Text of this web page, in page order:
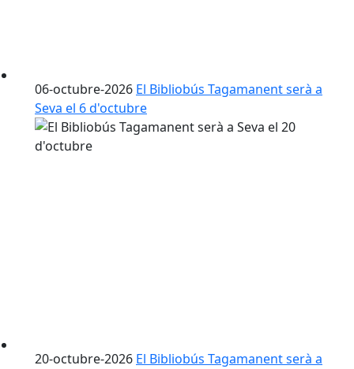
06-octubre-2026 El Bibliobús Tagamanent serà a
Seva el 6 d'octubre
20-octubre-2026 El Bibliobús Tagamanent serà a